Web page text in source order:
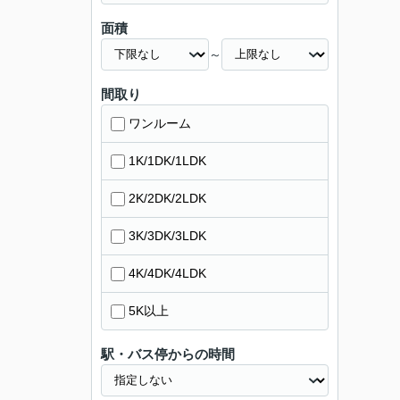
面積
～
間取り
ワンルーム
1K/1DK/1LDK
2K/2DK/2LDK
3K/3DK/3LDK
4K/4DK/4LDK
5K以上
駅・バス停からの時間